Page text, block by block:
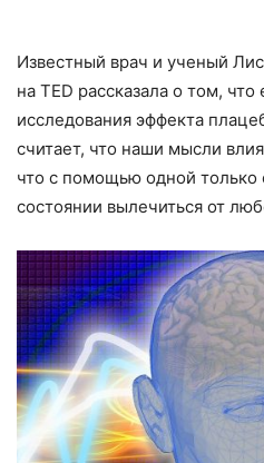
Известный врач и ученый
на TED рассказала о том, что
исследования эффекта
считает, что наши мысли
что с помощью одной
состоянии вылечиться от